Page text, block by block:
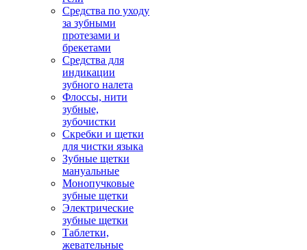
Средства по уходу
за зубными
протезами и
брекетами
Средства для
индикации
зубного налета
Флоссы, нити
зубные,
зубочистки
Скребки и щетки
для чистки языка
Зубные щетки
мануальные
Монопучковые
зубные щетки
Электрические
зубные щетки
Таблетки,
жевательные